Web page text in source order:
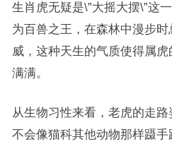
生肖虎无疑是\”大摇大摆\”这
为百兽之王，在森林中漫步
威，这种天生的气质使得属
满满。
从生物习性来看，老虎的走
不会像猫科其他动物那样蹑